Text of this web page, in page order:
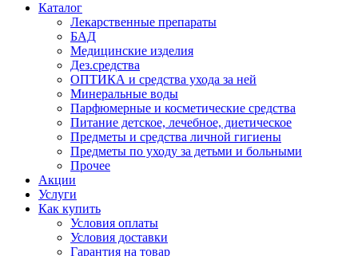
Каталог
Лекарственные препараты
БАД
Медицинские изделия
Дез.средства
ОПТИКА и средства ухода за ней
Минеральные воды
Парфюмерные и косметические средства
Питание детское, лечебное, диетическое
Предметы и средства личной гигиены
Предметы по уходу за детьми и больными
Прочее
Акции
Услуги
Как купить
Условия оплаты
Условия доставки
Гарантия на товар